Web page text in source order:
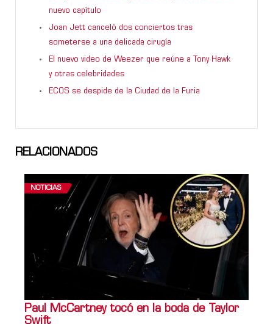
nuevo capítulo
Joan Jett canceló dos conciertos tras
someterse a una delicada cirugía
El nuevo video de Weezer que reúne a Tony Hawk
y otras celebridades
ECOS se despide de la Ciudad de la Furia
RELACIONADOS
NOTICIAS
Paul McCartney tocó en la boda de Taylor
Swift